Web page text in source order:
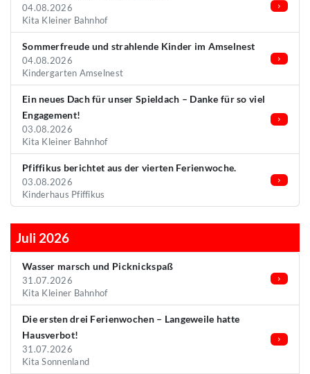
04.08.2026
Kita Kleiner Bahnhof
Sommerfreude und strahlende Kinder im Amselnest
04.08.2026
Kindergarten Amselnest
Ein neues Dach für unser Spieldach – Danke für so viel
Engagement!
03.08.2026
Kita Kleiner Bahnhof
Pfiffikus berichtet aus der vierten Ferienwoche.
03.08.2026
Kinderhaus Pfiffikus
Juli 2026
Wasser marsch und Picknickspaß
31.07.2026
Kita Kleiner Bahnhof
Die ersten drei Ferienwochen – Langeweile hatte
Hausverbot!
31.07.2026
Kita Sonnenland